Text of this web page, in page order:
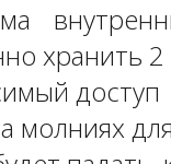
хранить
доступ
молниях